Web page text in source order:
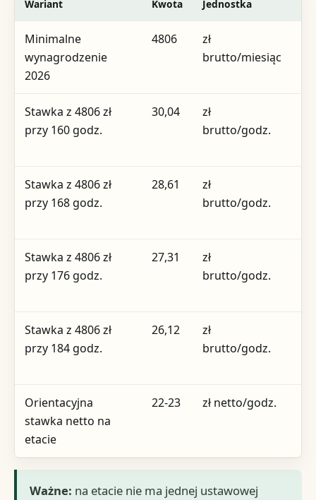
Wariant Kwota Jednostka
Minimalne
wynagrodzenie
2026
4806
zł
brutto/miesiąc
Stawka z 4806 zł
przy 160 godz.
30,04
zł
brutto/godz.
Stawka z 4806 zł
przy 168 godz.
28,61
zł
brutto/godz.
Stawka z 4806 zł
przy 176 godz.
27,31
zł
brutto/godz.
Stawka z 4806 zł
przy 184 godz.
26,12
zł
brutto/godz.
Orientacyjna
stawka netto na
etacie
22-23 zł netto/godz.
Ważne: na etacie nie ma jednej ustawowej